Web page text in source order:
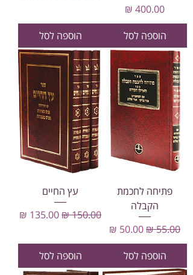
מחיר
הוספה לסל
הוספה לסל
פתיחה לחכמת
הקבלה
מחיר רגילמחיר מבצע
הוספה לסל
עץ החיים
מחיר רגיל מחיר מבצע
הוספה לסל